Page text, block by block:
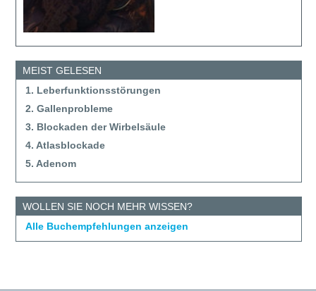
MEIST GELESEN
1. Leberfunktionsstörungen
2. Gallenprobleme
3. Blockaden der Wirbelsäule
4. Atlasblockade
5. Adenom
WOLLEN SIE NOCH MEHR WISSEN?
Alle Buchempfehlungen anzeigen